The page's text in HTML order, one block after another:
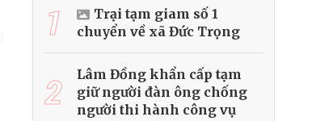
1
Trại tạm giam số 1
chuyển về xã Đức Trọng
2
Lâm Đồng khẩn cấp tạm
giữ người đàn ông chống
người thi hành công vụ